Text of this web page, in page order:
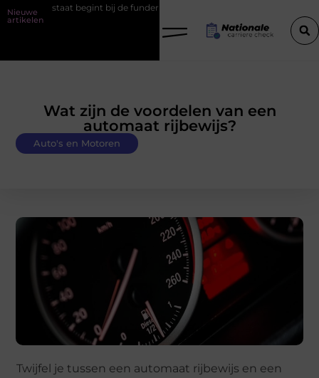
Nieuwe
artikelen
staat begint bij de fundering
Wat zijn de voordelen van een
automaat rijbewijs?
Auto's en Motoren
Twijfel je tussen een automaat rijbewijs en een